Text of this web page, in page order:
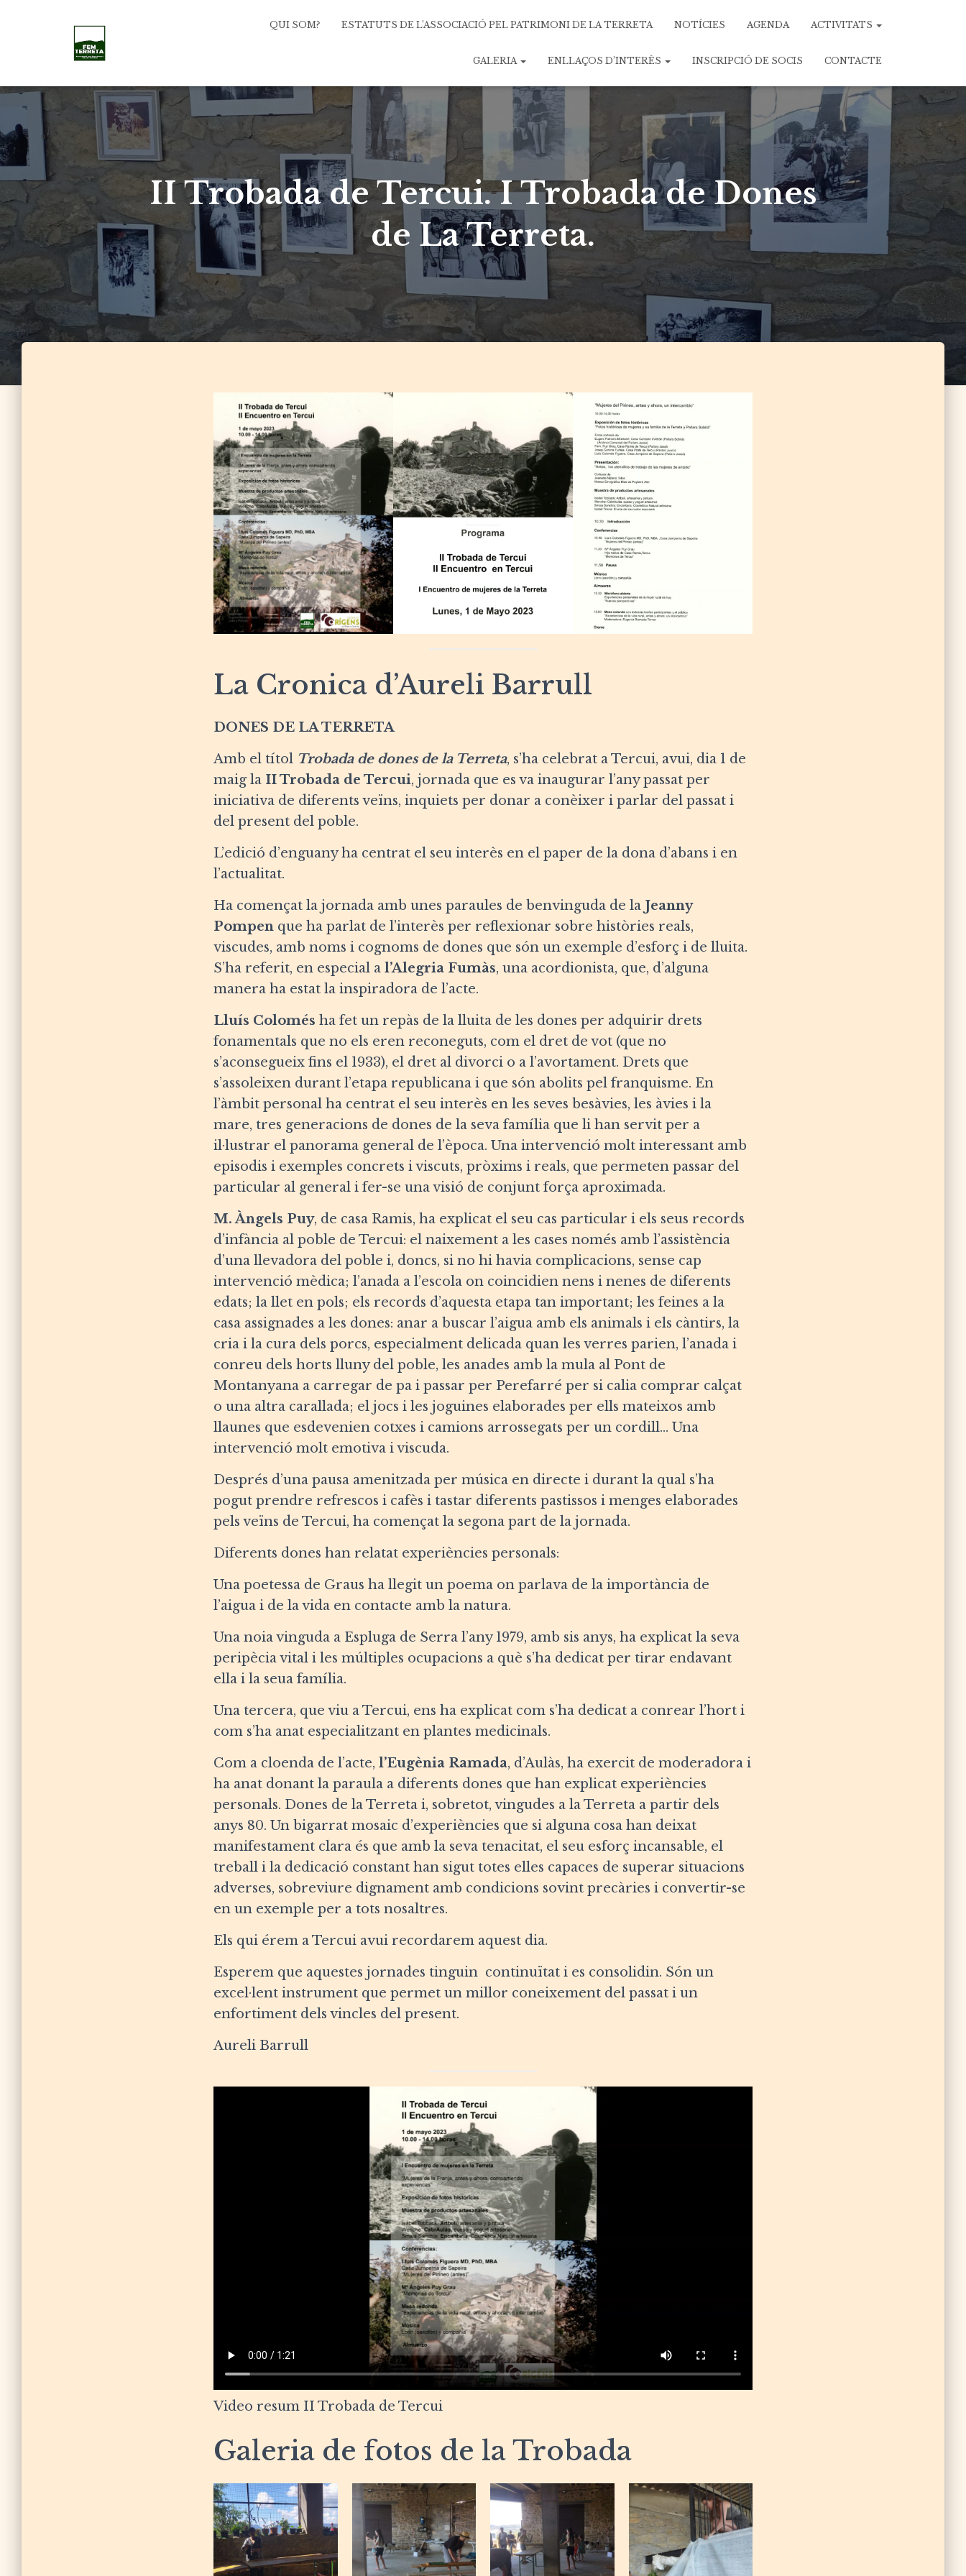
QUI SOM? ESTATUTS DE L’ASSOCIACIÓ PEL PATRIMONI DE LA TERRETA NOTÍCIES AGENDA ACTIVITATS
GALERIA ENLLAÇOS D’INTERÈS INSCRIPCIÓ DE SOCIS CONTACTE
II Trobada de Tercui. I Trobada de Dones
de La Terreta.
La Cronica d’Aureli Barrull
DONES DE LA TERRETA
Amb el títol Trobada de dones de la Terreta, s’ha celebrat a Tercui, avui, dia 1 de
maig la II Trobada de Tercui, jornada que es va inaugurar l’any passat per
iniciativa de diferents veïns, inquiets per donar a conèixer i parlar del passat i
del present del poble.
L’edició d’enguany ha centrat el seu interès en el paper de la dona d’abans i en
l’actualitat.
Ha començat la jornada amb unes paraules de benvinguda de la Jeanny
Pompen que ha parlat de l’interès per reflexionar sobre històries reals,
viscudes, amb noms i cognoms de dones que són un exemple d’esforç i de lluita.
S’ha referit, en especial a l’Alegria Fumàs, una acordionista, que, d’alguna
manera ha estat la inspiradora de l’acte.
Lluís Colomés ha fet un repàs de la lluita de les dones per adquirir drets
fonamentals que no els eren reconeguts, com el dret de vot (que no
s’aconsegueix fins el 1933), el dret al divorci o a l’avortament. Drets que
s’assoleixen durant l’etapa republicana i que són abolits pel franquisme. En
l’àmbit personal ha centrat el seu interès en les seves besàvies, les àvies i la
mare, tres generacions de dones de la seva família que li han servit per a
il·lustrar el panorama general de l’època. Una intervenció molt interessant amb
episodis i exemples concrets i viscuts, pròxims i reals, que permeten passar del
particular al general i fer-se una visió de conjunt força aproximada.
M. Àngels Puy, de casa Ramis, ha explicat el seu cas particular i els seus records
d’infància al poble de Tercui: el naixement a les cases només amb l’assistència
d’una llevadora del poble i, doncs, si no hi havia complicacions, sense cap
intervenció mèdica; l’anada a l’escola on coincidien nens i nenes de diferents
edats; la llet en pols; els records d’aquesta etapa tan important; les feines a la
casa assignades a les dones: anar a buscar l’aigua amb els animals i els càntirs, la
cria i la cura dels porcs, especialment delicada quan les verres parien, l’anada i
conreu dels horts lluny del poble, les anades amb la mula al Pont de
Montanyana a carregar de pa i passar per Perefarré per si calia comprar calçat
o una altra carallada; el jocs i les joguines elaborades per ells mateixos amb
llaunes que esdevenien cotxes i camions arrossegats per un cordill… Una
intervenció molt emotiva i viscuda.
Després d’una pausa amenitzada per música en directe i durant la qual s’ha
pogut prendre refrescos i cafès i tastar diferents pastissos i menges elaborades
pels veïns de Tercui, ha començat la segona part de la jornada.
Diferents dones han relatat experiències personals:
Una poetessa de Graus ha llegit un poema on parlava de la importància de
l’aigua i de la vida en contacte amb la natura.
Una noia vinguda a Espluga de Serra l’any 1979, amb sis anys, ha explicat la seva
peripècia vital i les múltiples ocupacions a què s’ha dedicat per tirar endavant
ella i la seua família.
Una tercera, que viu a Tercui, ens ha explicat com s’ha dedicat a conrear l’hort i
com s’ha anat especialitzant en plantes medicinals.
Com a cloenda de l’acte, l’Eugènia Ramada, d’Aulàs, ha exercit de moderadora i
ha anat donant la paraula a diferents dones que han explicat experiències
personals. Dones de la Terreta i, sobretot, vingudes a la Terreta a partir dels
anys 80. Un bigarrat mosaic d’experiències que si alguna cosa han deixat
manifestament clara és que amb la seva tenacitat, el seu esforç incansable, el
treball i la dedicació constant han sigut totes elles capaces de superar situacions
adverses, sobreviure dignament amb condicions sovint precàries i convertir-se
en un exemple per a tots nosaltres.
Els qui érem a Tercui avui recordarem aquest dia.
Esperem que aquestes jornades tinguin continuïtat i es consolidin. Són un
excel·lent instrument que permet un millor coneixement del passat i un
enfortiment dels vincles del present.
Aureli Barrull
Video resum II Trobada de Tercui
Galeria de fotos de la Trobada